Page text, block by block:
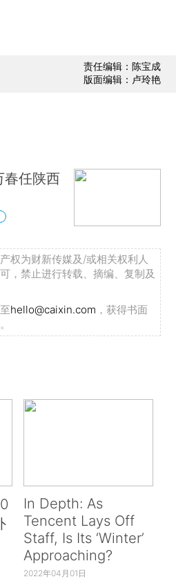
责任编辑：陈宝成
版面编辑：卢玲艳
春任陕西
权为财新传媒及/或相关权利人
，禁止进行转载、摘编、复制及
hello@caixin.com ，获得书面
In Depth: As
Tencent Lays Off
Staff, Is Its ‘Winter’
Approaching?
2022年04月01日